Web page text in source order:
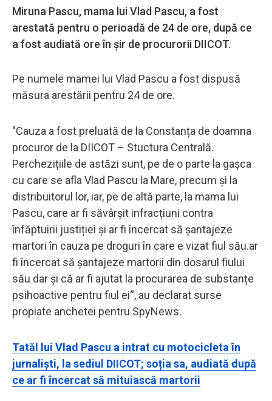
Miruna Pascu, mama lui Vlad Pascu, a fost
arestată pentru o perioadă de 24 de ore, după ce
a fost audiată ore în șir de procurorii DIICOT.
Pe numele mamei lui Vlad Pascu a fost dispusă
măsura arestării pentru 24 de ore.
"Cauza a fost preluată de la Constanța de doamna
procuror de la DIICOT – Stuctura Centrală.
Perchezițiile de astăzi sunt, pe de o parte la gașca
cu care se afla Vlad Pascu la Mare, precum și la
distribuitorul lor, iar, pe de altă parte, la mama lui
Pascu, care ar fi săvârșit infracțiuni contra
înfăptuirii justiției și ar fi încercat să șantajeze
martori în cauza pe droguri în care e vizat fiul său.ar
fi încercat să șantajeze martorii din dosarul fiului
său dar și că ar fi ajutat la procurarea de substanțe
psihoactive pentru fiul ei“, au declarat surse
propiate anchetei pentru SpyNews.
Tatăl lui Vlad Pascu a intrat cu motocicleta în
jurnaliști, la sediul DIICOT; soția sa, audiată după
ce ar fi încercat să mituiască martorii